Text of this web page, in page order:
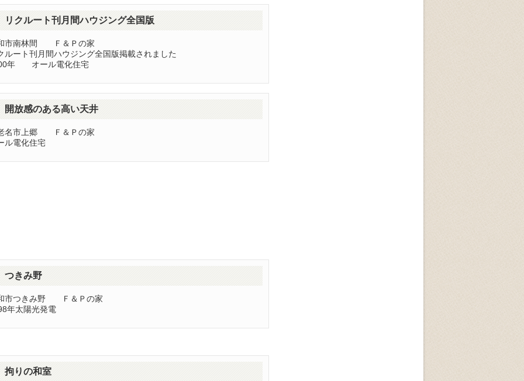
リクルート刊月間ハウジング全国版
市南林間 Ｆ＆Ｐの家
ルート刊月間ハウジング全国版掲載されました
年 オール電化住宅
開放感のある高い天井
名市上郷 Ｆ＆Ｐの家
ル電化住宅
つきみ野
市つきみ野 Ｆ＆Ｐの家
年太陽光発電
拘りの和室